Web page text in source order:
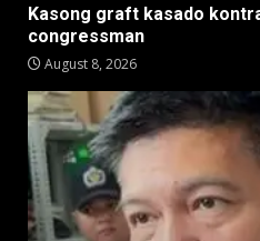
Kasong graft kasado
congressman
August 8, 2026